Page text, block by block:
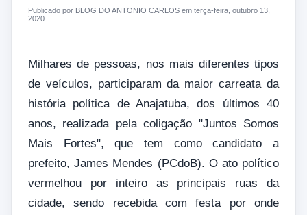
Publicado por BLOG DO ANTONIO CARLOS em terça-feira, outubro 13,
2020
Milhares de pessoas, nos mais diferentes tipos
de veículos, participaram da maior carreata da
história política de Anajatuba, dos últimos 40
anos, realizada pela coligação "Juntos Somos
Mais Fortes", que tem como candidato a
prefeito, James Mendes (PCdoB). O ato político
vermelhou por inteiro as principais ruas da
cidade, sendo recebida com festa por onde